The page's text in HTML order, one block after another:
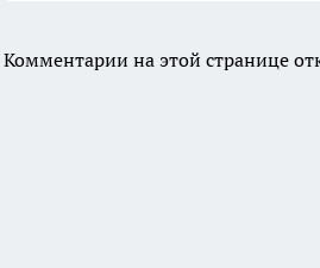
Комментарии на этой странице